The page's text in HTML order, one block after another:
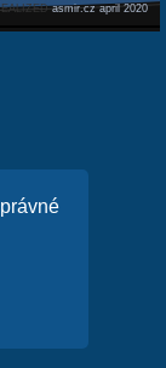
asmir.cz april 2020